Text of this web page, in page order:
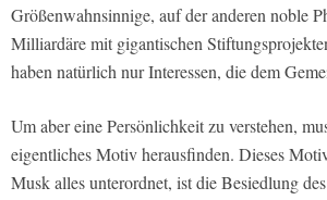
Größenwahnsinnige, auf der anderen noble
Milliardäre mit gigantischen
haben natürlich nur Interessen, die dem
Um aber eine Persönlichkeit zu verstehen,
eigentliches Motiv herausfinden. Dieses
Musk alles unterordnet, ist die Besiedlung